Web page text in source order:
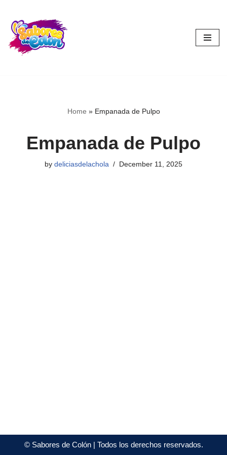
Skip
to
content
Home » Empanada de Pulpo
Empanada de Pulpo
by deliciasdelachola December 11, 2025
©Sabores de Colón| Todos los derechos reservados.